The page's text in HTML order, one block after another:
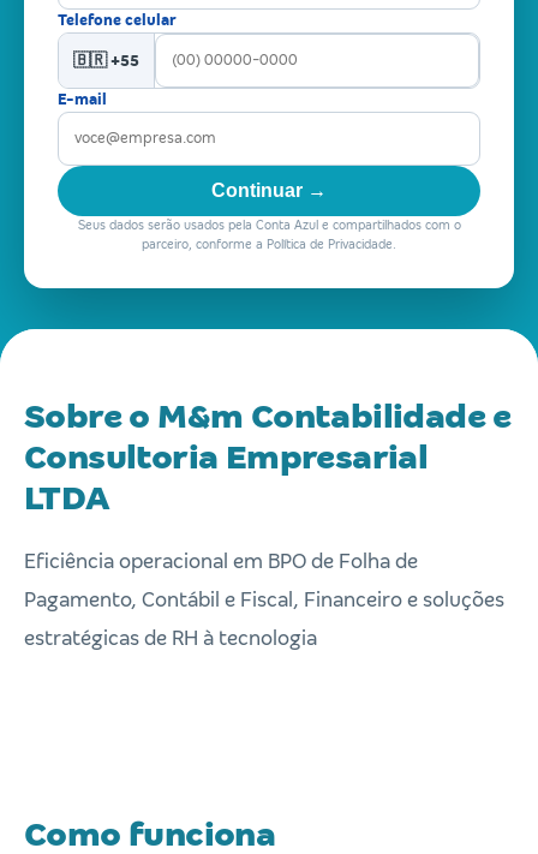
Telefone celular
🇧🇷 +55
E-mail
Continuar →
Seus dados serão usados pela Conta Azul e compartilhados com o
parceiro, conforme a Política de Privacidade.
Sobre o M&m Contabilidade e
Consultoria Empresarial
LTDA
Eficiência operacional em BPO de Folha de
Pagamento, Contábil e Fiscal, Financeiro e soluções
estratégicas de RH à tecnologia
Como funciona